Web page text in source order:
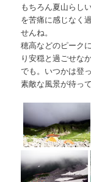
もちろん夏山らし
を苦痛に感じなく
せんね。
穂高などのピーク
り安穏と過ごせな
でも。いつかは登
素敵な風景が待っ